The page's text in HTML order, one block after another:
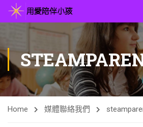
Home 媒體聯絡我們